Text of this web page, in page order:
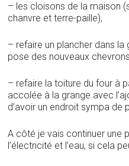
– les cloisons de la maison
chanvre et terre-paille),
– refaire un plancher dans
pose des nouveaux
– refaire la toiture du four à
accolée à la grange avec
d’avoir un endroit sympa de
A côté je vais continuer une
l’électricité et l’eau, si cela